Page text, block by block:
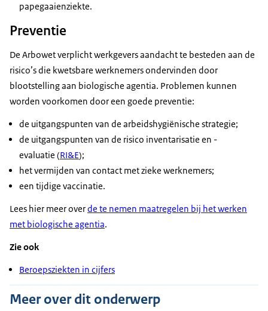
papegaaienziekte.
Preventie
De Arbowet verplicht werkgevers aandacht te besteden aan de
risico’s die kwetsbare werknemers ondervinden door
blootstelling aan biologische agentia. Problemen kunnen
worden voorkomen door een goede preventie:
de uitgangspunten van de arbeidshygiënische strategie;
de uitgangspunten van de risico inventarisatie en -
evaluatie (RI&E);
het vermijden van contact met zieke werknemers;
een tijdige vaccinatie.
Lees hier meer overde te nemen maatregelen bij het werken
met biologische agentia.
Zie ook
Beroepsziekten in cijfers
Meer over dit onderwerp